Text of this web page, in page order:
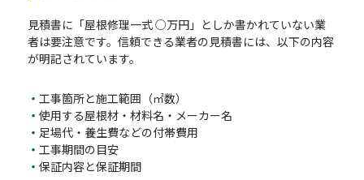
見積書に「屋根修理一式 ○万円」としか書かれていない業
者は要注意です。信頼できる業者の見積書には、以下の内容
が明記されています。
工事箇所と施工範囲（㎡数）
使用する屋根材・材料名・メーカー名
足場代・養生費などの付帯費用
工事期間の目安
保証内容と保証期間